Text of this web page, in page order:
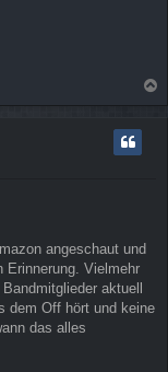
a
angeschaut und
Erinnerung. Vielmehr
aktuell
dem Off hört und keine
das alles